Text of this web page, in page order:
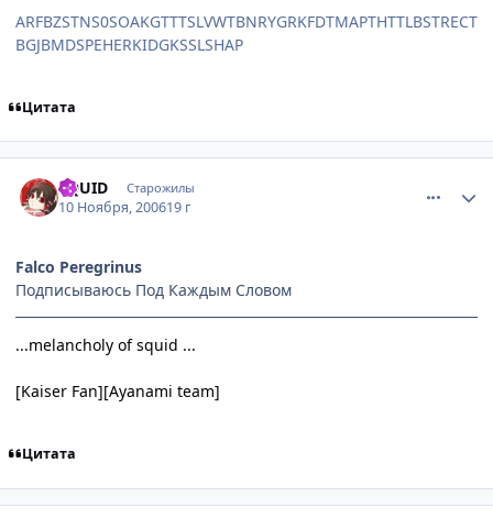
ARFBZSTNS0SOAKGTTTSLVWTBNRYGRKFDTMAPTHTTLBSTRECT
BGJBMDSPEHERKIDGKSSLSHAP
Цитата
SQUID Старожилы
10 Ноября, 200619 г
Falco Peregrinus
Подписываюсь Под Каждым Словом
...melancholy of squid ...
[Kaiser Fan][Ayanami team]
Цитата